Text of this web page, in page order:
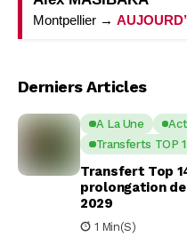
Montpellier →
Derniers Articles
A La Une
Transferts TOP
Transfert Top
prolongation
2029
1 Min(s)